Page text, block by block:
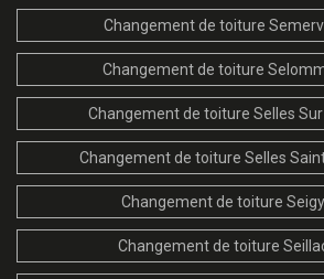
Changement de toiture
Changement de toiture
Changement de toiture Selles
Changement de toiture Selles
Changement de toiture
Changement de toiture